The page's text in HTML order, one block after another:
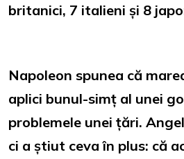
britanici, 7 italieni și 8
Napoleon spunea că
aplici bunul-simț al unei
problemele unei țări.
ci a știut ceva în plus: că